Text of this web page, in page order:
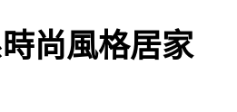
尚風格居家